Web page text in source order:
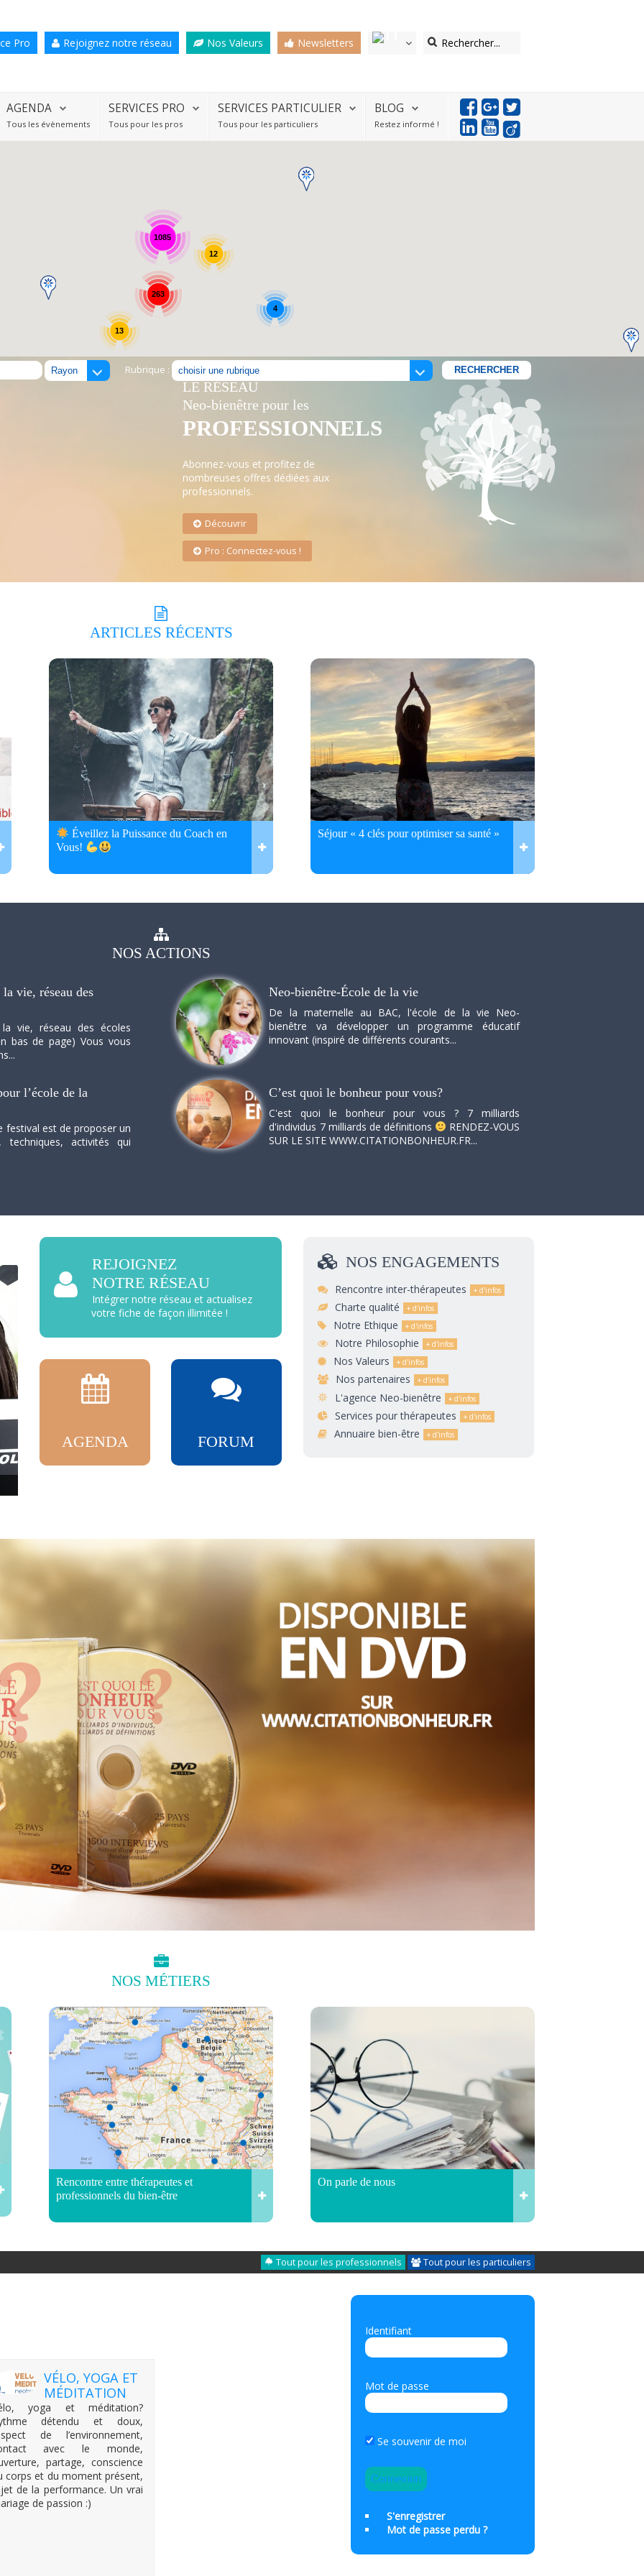
Pro Rejoignez notre réseau Nos Valeurs Newsletters
AGENDA
Tous les évènements
SERVICES PRO
Tous pour les pros
SERVICES PARTICULIER
Tous pour les particuliers
BLOG
Restez informé !
1085
13
263
4
12
Rubrique :
LE RÉSEAU
Neo-bienêtre pour les
PROFESSIONNELS
Abonnez-vous et profitez de
nombreuses offres dédiées aux
professionnels.
Découvrir
Pro : Connectez-vous !
ARTICLES RÉCENTS
Éveillez la Puissance du Coach en
Vous!
Séjour « 4 clés pour optimiser sa santé »
NOS ACTIONS
vie, réseau des
vie, réseau des écoles
bas de page) Vous vous
Neo-bienêtre-École de la vie
De la maternelle au BAC, l'école de la vie Neo-
bienêtre va développer un programme éducatif
innovant (inspiré de différents courants...
l’école de la
festival est de proposer un
activités qui
C’est quoi le bonheur pour vous?
C'est quoi le bonheur pour vous ? 7 milliards
d'individus 7 milliards de définitions
RENDEZ-VOUS
SUR LE SITE WWW.CITATIONBONHEUR.FR...
REJOIGNEZ
NOTRE RÉSEAU
Intégrer notre réseau et actualisez
votre fiche de façon illimitée !
AGENDA FORUM
NOS ENGAGEMENTS
Rencontre inter-thérapeutes
Charte qualité
Notre Ethique
Notre Philosophie
Nos Valeurs
Nos partenaires
L'agence Neo-bienêtre
Services pour thérapeutes
Annuaire bien-être
NOS MÉTIERS
Rencontre entre thérapeutes et
professionnels du bien-être
On parle de nous
Tout pour les professionnels Tout pour les particuliers
VÉLO, YOGA ET
MÉDITATION
yoga et méditation?
détendu et doux,
de l’environnement,
avec le monde,
partage, conscience
corps et du moment présent,
de la performance. Un vrai
de passion :)
Identifiant
Mot de passe
Se souvenir de moi
S'enregistrer
Mot de passe perdu ?